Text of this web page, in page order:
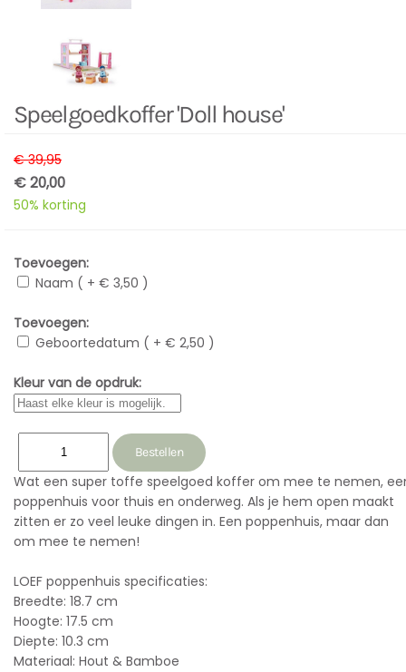
Speelgoedkoffer 'Doll house'
€ 39,95
€ 20,00
50% korting
Toevoegen:
Naam ( + € 3,50 )
Toevoegen:
Geboortedatum ( + € 2,50 )
Kleur van de opdruk:
Wat een super toffe speelgoed koffer om mee te nemen,
poppenhuis voor thuis en onderweg. Als je hem open maakt
zitten er zo veel leuke dingen in. Een poppenhuis, maar dan
om mee te nemen!
LOEF poppenhuis specificaties:
Breedte: 18.7 cm
Hoogte: 17.5 cm
Diepte: 10.3 cm
Materiaal: Hout & Bamboe